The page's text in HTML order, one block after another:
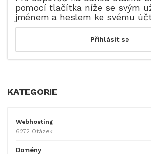
pomocí tlačítka níže se svým
jménem a heslem ke svému
KATEGORIE
Webhosting
6272 Otázek
Domény